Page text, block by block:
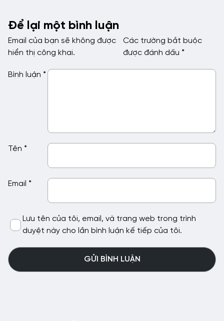
Để lại một bình luận
Email của bạn sẽ không được
hiển thị công khai.
Các trường bắt buộc
được đánh dấu *
Bình luận *
Tên *
Email *
Lưu tên của tôi, email, và trang web trong trình
duyệt này cho lần bình luận kế tiếp của tôi.